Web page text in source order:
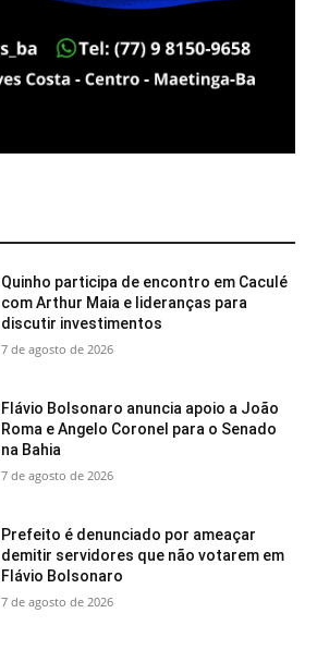
Quinho participa de encontro em Caculé
com Arthur Maia e lideranças para
discutir investimentos
7 de agosto de 2026
Flávio Bolsonaro anuncia apoio a João
Roma e Angelo Coronel para o Senado
na Bahia
7 de agosto de 2026
Prefeito é denunciado por ameaçar
demitir servidores que não votarem em
Flávio Bolsonaro
7 de agosto de 2026